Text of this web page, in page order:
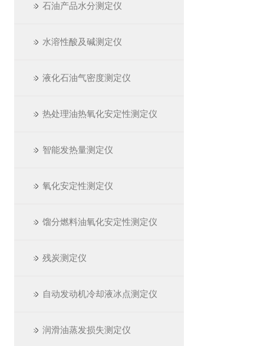
石油产品水分测定仪
水溶性酸及碱测定仪
液化石油气密度测定仪
热处理油热氧化安定性测定仪
智能发热量测定仪
氧化安定性测定仪
馏分燃料油氧化安定性测定仪
残炭测定仪
自动发动机冷却液冰点测定仪
润滑油蒸发损失测定仪